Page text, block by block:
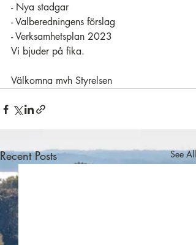
- Nya stadgar
- Valberedningens förslag
- Verksamhetsplan 2023
Vi bjuder på fika.
Välkomna mvh Styrelsen
Recent Posts See All